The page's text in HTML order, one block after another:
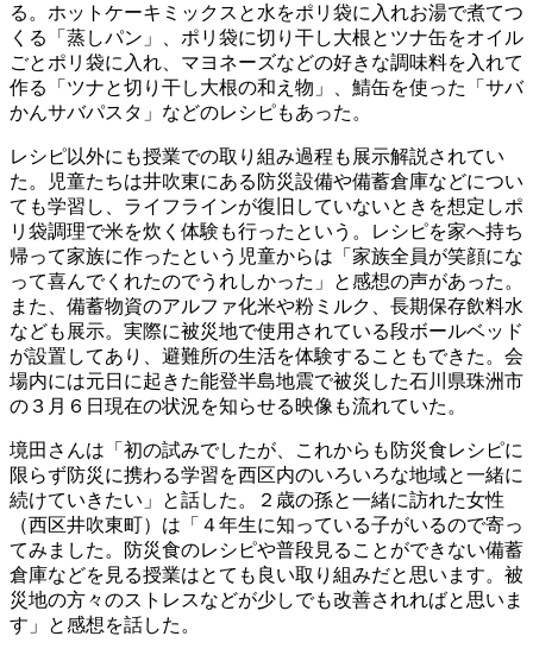
る。ホットケーキミックスと水をポリ袋に入れお湯で煮てつ
くる「蒸しパン」、ポリ袋に切り干し大根とツナ缶をオイル
ごとポリ袋に入れ、マヨネーズなどの好きな調味料を入れて
作る「ツナと切り干し大根の和え物」、鯖缶を使った「サバ
かんサバパスタ」などのレシピもあった。
レシピ以外にも授業での取り組み過程も展示解説されてい
た。児童たちは井吹東にある防災設備や備蓄倉庫などについ
ても学習し、ライフラインが復旧していないときを想定しポ
リ袋調理で米を炊く体験も行ったという。レシピを家へ持ち
帰って家族に作ったという児童からは「家族全員が笑顔にな
って喜んでくれたのでうれしかった」と感想の声があった。
また、備蓄物資のアルファ化米や粉ミルク、長期保存飲料水
なども展示。実際に被災地で使用されている段ボールベッド
が設置してあり、避難所の生活を体験することもできた。会
場内には元日に起きた能登半島地震で被災した石川県珠洲市
の３月６日現在の状況を知らせる映像も流れていた。
境田さんは「初の試みでしたが、これからも防災食レシピに
限らず防災に携わる学習を西区内のいろいろな地域と一緒に
続けていきたい」と話した。２歳の孫と一緒に訪れた女性
（西区井吹東町）は「４年生に知っている子がいるので寄っ
てみました。防災食のレシピや普段見ることができない備蓄
倉庫などを見る授業はとても良い取り組みだと思います。被
災地の方々のストレスなどが少しでも改善されればと思いま
す」と感想を話した。